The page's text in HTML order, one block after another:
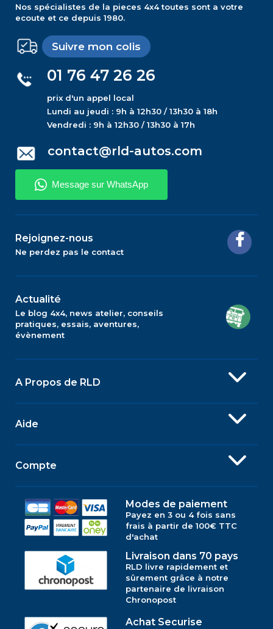
Nos spécialistes de la pieces 4x4 toutes sont a votre
ecoute et ce depuis 1980.
Suivre mon colis
01 76 47 26 26
prix d'un appel local
Lundi au jeudi : 9h à 12h30 / 13h30 à 18h
Vendredi : 9h à 12h30 / 13h30 à 17h
contact@rld-autos.com
Rejoignez-nous
Ne perdez pas le contact
Actualité
Le blog 4x4, news atelier, conseils
pratiques, essais, aventures,
évènement
A Propos de RLD
Aide
Compte
Modes de paiement
Payez en 3 ou 4 fois sans
frais à partir de 100€ TTC
d'achat
Livraison dans 70 pays
RLD livre rapidement et
sûrement grâce à notre
partenaire de livraison
Chronopost
Achat Securise